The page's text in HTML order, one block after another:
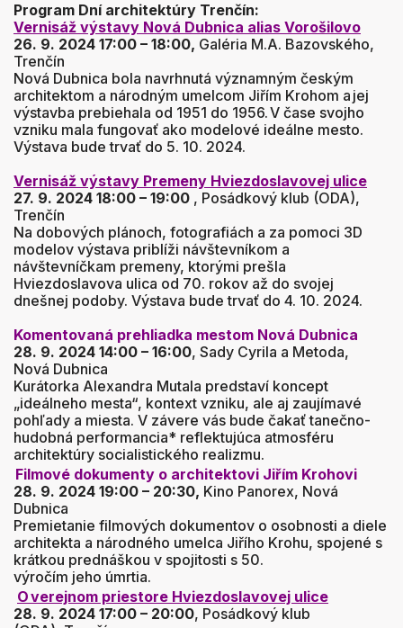
Program Dní architektúry Trenčín:
Vernisáž výstavy Nová Dubnica alias Vorošilovo
26. 9. 2024 17:00 – 18:00, Galéria M.A. Bazovského,
Trenčín
Nová Dubnica bola navrhnutá významným českým
architektom a národným umelcom Jiřím Krohom a jej
výstavba prebiehala od 1951 do 1956. V čase svojho
vzniku mala fungovať ako modelové ideálne mesto.
Výstava bude trvať do 5. 10. 2024.
Vernisáž výstavy Premeny Hviezdoslavovej ulice
27. 9. 2024 18:00 – 19:00 , Posádkový klub (ODA),
Trenčín
Na dobových plánoch, fotografiách a za pomoci 3D
modelov výstava priblíži návštevníkom a
návštevníčkam premeny, ktorými prešla
Hviezdoslavova ulica od 70. rokov až do svojej
dnešnej podoby. Výstava bude trvať do 4. 10. 2024.
Komentovaná prehliadka mestom Nová Dubnica
28. 9. 2024 14:00 – 16:00, Sady Cyrila a Metoda,
Nová Dubnica
Kurátorka Alexandra Mutala predstaví koncept
„ideálneho mesta“, kontext vzniku, ale aj zaujímavé
pohľady a miesta. V závere vás bude čakať tanečno-
hudobná performancia* reflektujúca atmosféru
architektúry socialistického realizmu.
Filmové dokumenty o architektovi Jiřím Krohovi
28. 9. 2024 19:00 – 20:30, Kino Panorex, Nová
Dubnica
Premietanie filmových dokumentov o osobnosti a diele
architekta a národného umelca Jiřího Krohu, spojené s
krátkou prednáškou v spojitosti s 50.
výročím jeho úmrtia.
O verejnom priestore Hviezdoslavovej ulice
28. 9. 2024 17:00 – 20:00, Posádkový klub